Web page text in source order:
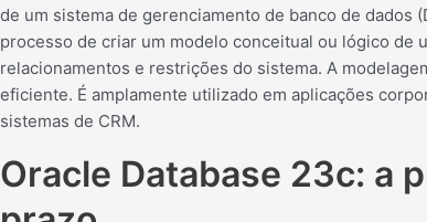
de um sistema de gerenciamento de banco de dados
processo de criar um modelo conceitual ou lógico de
relacionamentos e restrições do sistema. A
eficiente. É amplamente utilizado em aplicações
sistemas de CRM.
Oracle Database 23c: a